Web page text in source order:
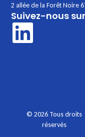
2 allée de la Forêt Noire
Suivez-nous sur
© 2026 Tous droits
réservés